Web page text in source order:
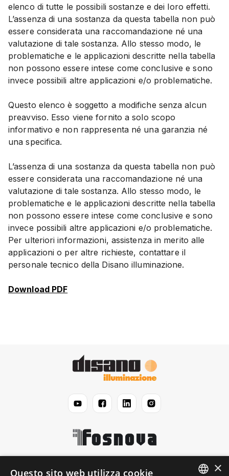
elenco di tutte le possibili sostanze e dei loro effetti.
L’assenza di una sostanza da questa tabella non può
essere considerata una raccomandazione né una
valutazione di tale sostanza. Allo stesso modo, le
problematiche e le applicazioni descritte nella tabella
non possono essere intese come conclusive e sono
invece possibili altre applicazioni e/o problematiche.
Questo elenco è soggetto a modifiche senza alcun
preavviso. Esso viene fornito a solo scopo
informativo e non rappresenta né una garanzia né
una specifica.
L’assenza di una sostanza da questa tabella non può
essere considerata una raccomandazione né una
valutazione di tale sostanza. Allo stesso modo, le
problematiche e le applicazioni descritte nella tabella
non possono essere intese come conclusive e sono
invece possibili altre applicazioni e/o problematiche.
Per ulteriori informazioni, assistenza in merito alle
applicazioni o per altre richieste, contattare il
personale tecnico della Disano illuminazione.
Download PDF
Disano ×
Questo sito web utilizza cookie